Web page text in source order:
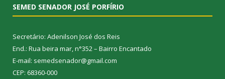
SEMED SENADOR JOSÉ PORFÍRIO
Secretário: Adenilson José dos Reis
End.: Rua beira mar, n°352 – Bairro Encantado
E-mail: semedsenador@gmail.com
CEP: 68360-000